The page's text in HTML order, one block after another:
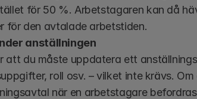
för 50 %. Arbetstagaren kan då
för den avtalade arbetstiden.
anställningen
att du måste uppdatera ett
roll osv. – vilket inte krävs.
när en arbetstagare